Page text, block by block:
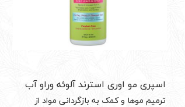
اسپری مو اوری استرند آلوئه وراو آب
نارگیل آبرسان و محافظ Aloe Vera &
ترمیم موها و کمک به بازگردانی مواد از